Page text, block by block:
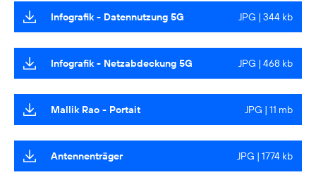
Infografik - Datennutzung 5G JPG | 344 kb
Infografik - Netzabdeckung 5G JPG | 468 kb
Mallik Rao - Portait JPG | 11 mb
Antennenträger JPG | 1774 kb